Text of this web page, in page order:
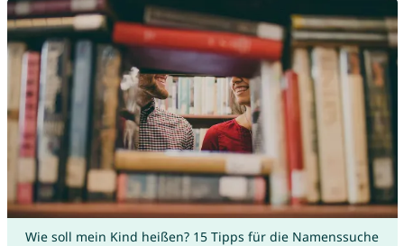
Wie soll mein Kind heißen? 15 Tipps für die Namenssuche